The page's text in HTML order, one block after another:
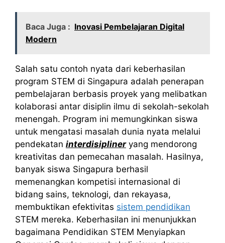
Baca Juga : Inovasi Pembelajaran Digital
Modern
Salah satu contoh nyata dari keberhasilan
program STEM di Singapura adalah penerapan
pembelajaran berbasis proyek yang melibatkan
kolaborasi antar disiplin ilmu di sekolah-sekolah
menengah. Program ini memungkinkan siswa
untuk mengatasi masalah dunia nyata melalui
pendekatan interdisiplineryang mendorong
kreativitas dan pemecahan masalah. Hasilnya,
banyak siswa Singapura berhasil
memenangkan kompetisi internasional di
bidang sains, teknologi, dan rekayasa,
membuktikan efektivitas sistem pendidikan
STEM mereka. Keberhasilan ini menunjukkan
bagaimana Pendidikan STEM Menyiapkan